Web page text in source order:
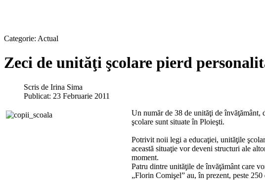
Categorie: Actual
Zeci de unităţi şcolare pierd
Scris de Irina Sima
Publicat: 23 Februarie 2011
Un număr de 38 de unităţi de învăţământ,
şcolare sunt situate în Ploieşti.
Potrivit noii legi a educaţiei, unităţile
această situaţie vor deveni structuri ale
moment.
Patru dintre unităţile de învăţământ care
„Florin Comişel” au, în prezent, peste 250